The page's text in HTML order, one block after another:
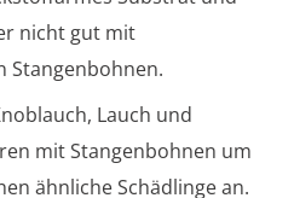
nicht gut mit
Stangenbohnen.
Lauch und
mit Stangenbohnen um
ähnliche Schädlinge an.